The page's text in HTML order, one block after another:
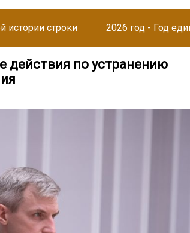
истории строки 2026 год - Год
действия по устранению